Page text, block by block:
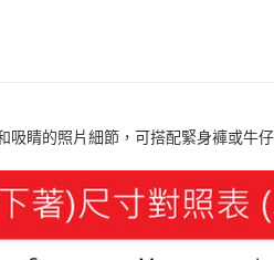
每筆NT$180
吸睛的照片細節，可搭配緊身褲或牛仔